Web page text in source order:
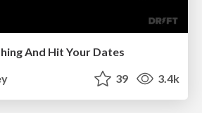
And Hit Your Dates
39 3.4k